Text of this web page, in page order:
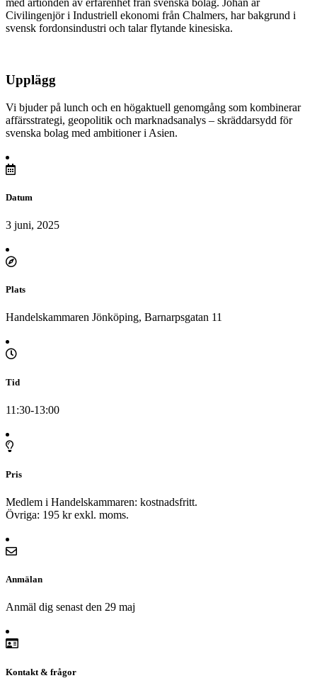
med årtionden av erfarenhet från svenska bolag. Johan är
Civilingenjör i Industriell ekonomi från Chalmers, har bakgrund i
svensk fordonsindustri och talar flytande kinesiska.
Upplägg
Vi bjuder på lunch och en högaktuell genomgång som kombinerar
affärsstrategi, geopolitik och marknadsanalys – skräddarsydd för
svenska bolag med ambitioner i Asien.
Datum
3 juni, 2025
Plats
Handelskammaren Jönköping, Barnarpsgatan 11
Tid
11:30-13:00
Pris
Medlem i Handelskammaren: kostnadsfritt.
Övriga: 195 kr exkl. moms.
Anmälan
Anmäl dig senast den 29 maj
Kontakt & frågor